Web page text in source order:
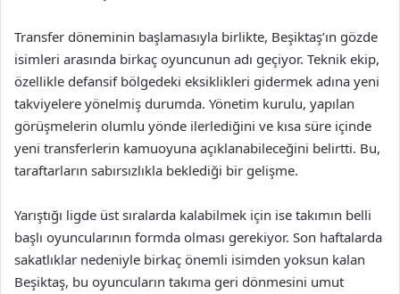
Transfer döneminin başlamasıyla birlikte, Beşiktaş’ın gözde
isimleri arasında birkaç oyuncunun adı geçiyor. Teknik ekip,
özellikle defansif bölgedeki eksiklikleri gidermek adına yeni
takviyelere yönelmiş durumda. Yönetim kurulu, yapılan
görüşmelerin olumlu yönde ilerlediğini ve kısa süre içinde
yeni transferlerin kamuoyuna açıklanabileceğini belirtti. Bu,
taraftarların sabırsızlıkla beklediği bir gelişme.
Yarıştığı ligde üst sıralarda kalabilmek için ise takımın belli
başlı oyuncularının formda olması gerekiyor. Son haftalarda
sakatlıklar nedeniyle birkaç önemli isimden yoksun kalan
Beşiktaş, bu oyuncuların takıma geri dönmesini umut